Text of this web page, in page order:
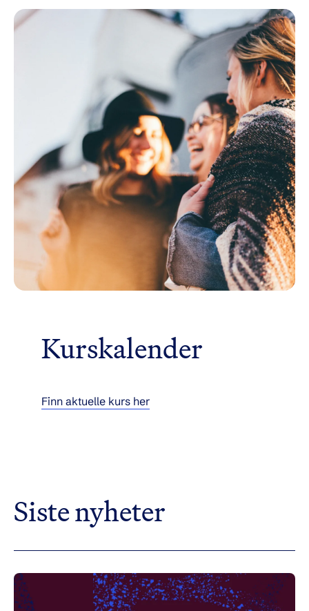
Kurskalender
Finn aktuelle kurs her
Siste nyheter